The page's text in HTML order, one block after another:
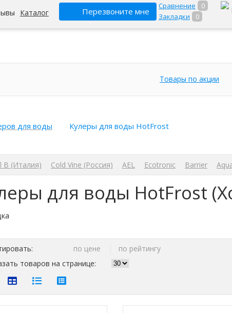
Каталог Перезвоните мне
Сравнение
0
Закладки
0
Товары по акции
для воды Кулеры для воды HotFrost
B (Италия) Cold Vine (Россия) AEL Ecotronic Barrier
для воды HotFrost
по цене
по рейтингу
товаров на странице: